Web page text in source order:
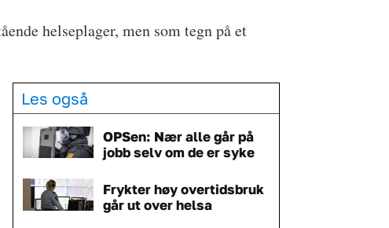
helseplager, men som tegn på et
Les også
OPSen: Nær alle går på
jobb selv om de er syke
Frykter høy overtidsbruk
går ut over helsa